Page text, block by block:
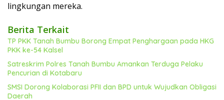
lingkungan mereka.
Berita Terkait
TP PKK Tanah Bumbu Borong Empat Penghargaan pada HKG
PKK ke-54 Kalsel
Satreskrim Polres Tanah Bumbu Amankan Terduga Pelaku
Pencurian di Kotabaru
SMSI Dorong Kolaborasi PFII dan BPD untuk Wujudkan Obligasi
Daerah